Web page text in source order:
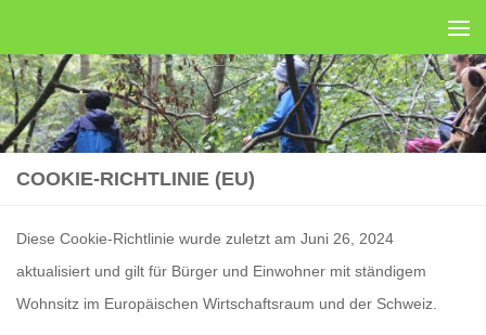
COOKIE-RICHTLINIE (EU)
Diese Cookie-Richtlinie wurde zuletzt am Juni 26, 2024
aktualisiert und gilt für Bürger und Einwohner mit ständigem
Wohnsitz im Europäischen Wirtschaftsraum und der Schweiz.